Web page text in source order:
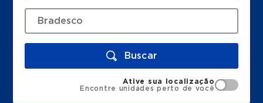
Buscar
Ative sua localização
Encontre unidades perto de você